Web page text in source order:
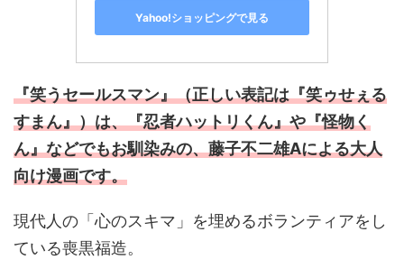
Yahoo!ショッピングで見る
『笑うセールスマン』（正しい表記は『笑ゥせぇる
すまん』）は、『忍者ハットリくん』や『怪物く
ん』などでもお馴染みの、藤子不二雄Aによる大人
向け漫画です。
現代人の「心のスキマ」を埋めるボランティアをし
ている喪黒福造。